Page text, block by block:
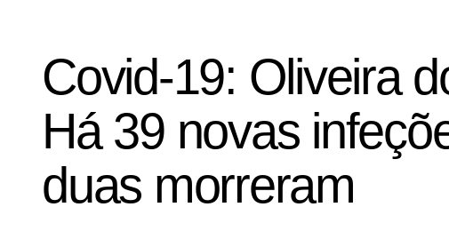
Covid-19: Oliveira
Há 39 novas
duas morreram